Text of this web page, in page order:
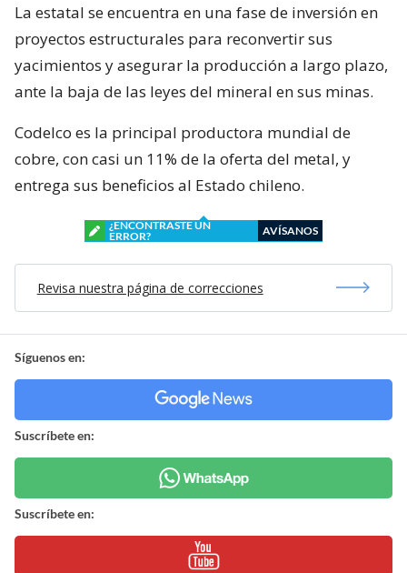
La estatal se encuentra en una fase de inversión en
proyectos estructurales para reconvertir sus
yacimientos y asegurar la producción a largo plazo,
ante la baja de las leyes del mineral en sus minas.
Codelco es la principal productora mundial de
cobre, con casi un 11% de la oferta del metal, y
entrega sus beneficios al Estado chileno.
¿ENCONTRASTE UN
ERROR?
AVÍSANOS
Revisa nuestra página de correcciones
Síguenos en:
Suscríbete en:
Suscríbete en: